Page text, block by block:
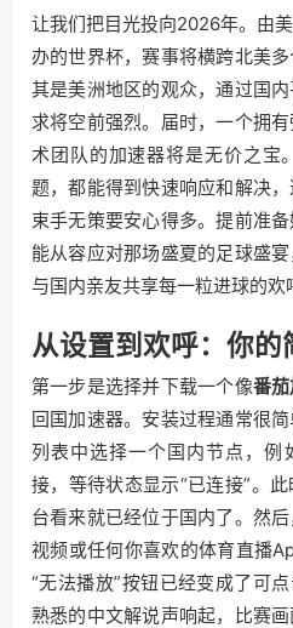
让我们把目光投向2026年。由
办的世界杯，赛事将横跨北美
其是美洲地区的观众，通过国
求将空前强烈。届时，一个拥
术团队的加速器将是无价之宝
题，都能得到快速响应和解决
束手无策要安心得多。提前准
能从容应对那场盛夏的足球盛
与国内亲友共享每一粒进球的欢
从设置到欢呼：你的
第一步是选择并下载一个像番
回国加速器。安装过程通常很
列表中选择一个国内节点，例
接，等待状态显示“已连接”。
台看来就已经位于国内了。然
视频或任何你喜欢的体育直播
“无法播放”按钮已经变成了可点
熟悉的中文解说声响起，比赛